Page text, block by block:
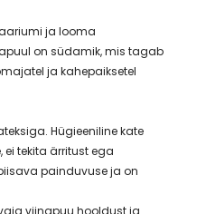
ja looma
on südamik, mis tagab
ja kahepaiksetel
Hügieeniline kate
tekita ärritust ega
painduvuse ja on
viinapuu hooldust ja